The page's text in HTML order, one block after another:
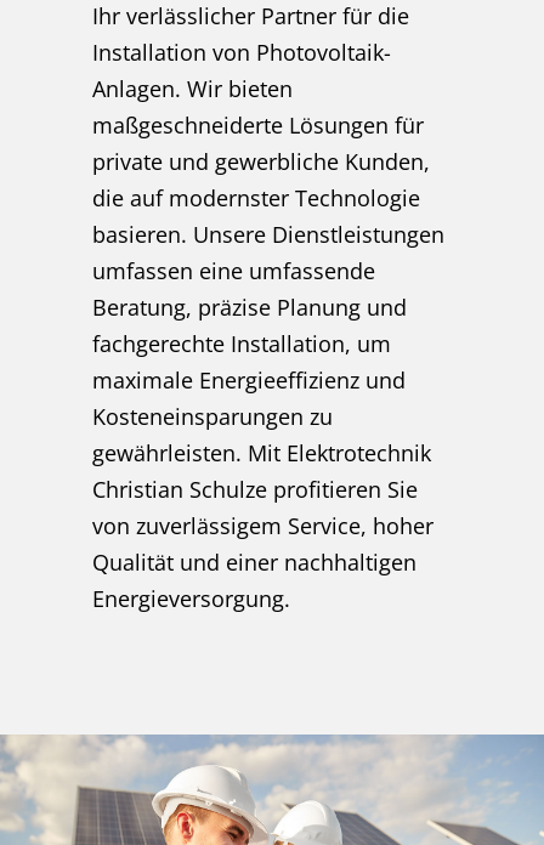
Ihr verlässlicher Partner für die
Installation von Photovoltaik-
Anlagen. Wir bieten
maßgeschneiderte Lösungen für
private und gewerbliche Kunden,
die auf modernster Technologie
basieren. Unsere Dienstleistungen
umfassen eine umfassende
Beratung, präzise Planung und
fachgerechte Installation, um
maximale Energieeffizienz und
Kosteneinsparungen zu
gewährleisten. Mit Elektrotechnik
Christian Schulze profitieren Sie
von zuverlässigem Service, hoher
Qualität und einer nachhaltigen
Energieversorgung.